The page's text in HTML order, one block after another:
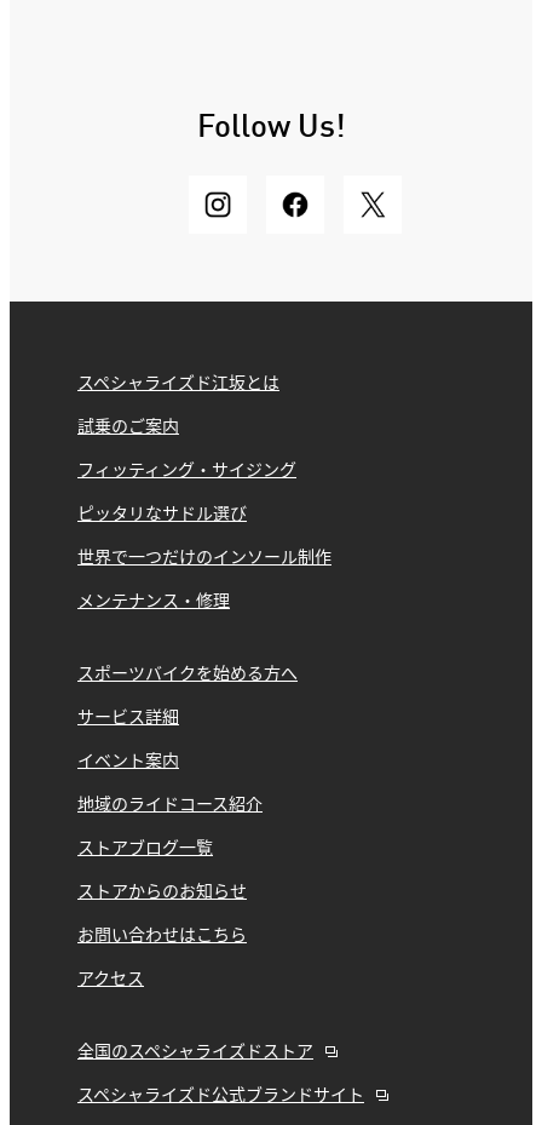
Follow Us!
スペシャライズド江坂とは
試乗のご案内
フィッティング・サイジング
ピッタリなサドル選び
世界で一つだけのインソール制作
メンテナンス・修理
スポーツバイクを始める方へ
サービス詳細
イベント案内
地域のライドコース紹介
ストアブログ一覧
ストアからのお知らせ
お問い合わせはこちら
アクセス
全国のスペシャライズドストア
スペシャライズド公式ブランドサイト